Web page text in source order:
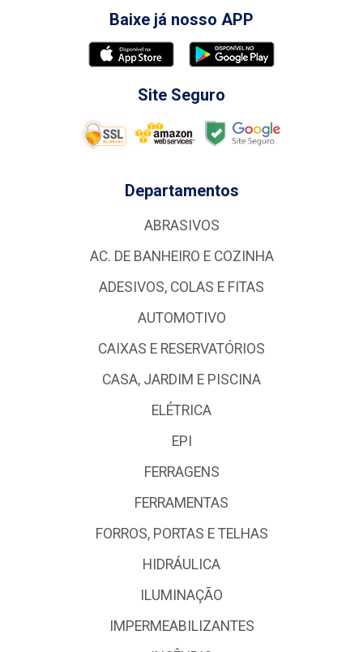
Baixe já nosso APP
Site Seguro
Departamentos
ABRASIVOS
AC. DE BANHEIRO E COZINHA
ADESIVOS, COLAS E FITAS
AUTOMOTIVO
CAIXAS E RESERVATÓRIOS
CASA, JARDIM E PISCINA
ELÉTRICA
EPI
FERRAGENS
FERRAMENTAS
FORROS, PORTAS E TELHAS
HIDRÁULICA
ILUMINAÇÃO
IMPERMEABILIZANTES